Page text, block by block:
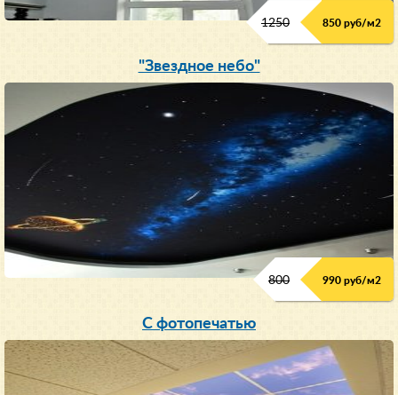
1250 850 руб/м2
"Звездное небо"
800 990 руб/м2
С фотопечатью